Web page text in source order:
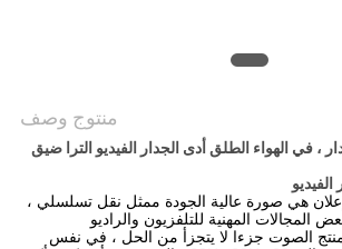
منتوج وصف
، في الهواء الطلق أدى الجدار الفيديو الترا ضيق
الإعلان هي صورة عالية الجودة ممثل نقل تسلسلي ،
المهنية للتلفزيون والراديو
الصوت جزءا لا يتجزأ من الحل ، في نفس